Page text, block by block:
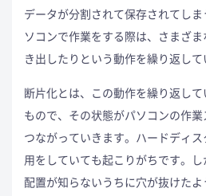
データが分割されて保存されてし
ソコンで作業をする際は、さまざ
き出したりという動作を繰り返して
断片化とは、この動作を繰り返し
もので、その状態がパソコンの作
つながっていきます。ハードディ
用をしていても起こりがちです。
配置が知らないうちに穴が抜けた